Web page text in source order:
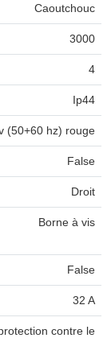
Caoutchouc
3000
4
Ip44
(50+60 hz) rouge
False
Droit
Borne à vis
False
32 A
contre le